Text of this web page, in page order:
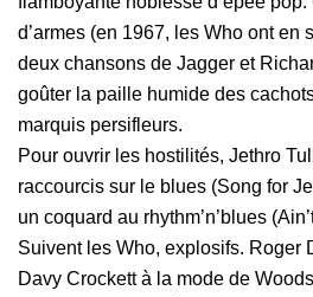
d’armes (en 1967, les Who ont en
deux chansons de Jagger et
goûter la paille humide des
marquis persifleurs.
Pour ouvrir les hostilités, Jethro
raccourcis sur le blues (Song for
un coquard au rhythm’n’blues
Suivent les Who, explosifs. Roger
Davy Crockett à la mode de